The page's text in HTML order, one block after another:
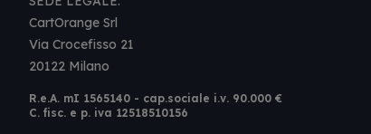
CartOrange Srl
Via Crocefisso 21
20122 Milano
R.e.A. mI 1565140 - cap.sociale i.v. 90.000 €
C. fisc. e p. iva 12518510156